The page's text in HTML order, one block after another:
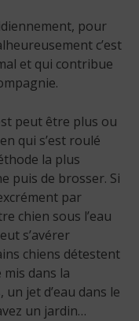
pour
c’est
et qui contribue
peut être plus ou
qui s’est roulé
la plus
puis de brosser. Si
par
chien sous l’eau
s’avérer
chiens détestent
dans la
jet d’eau dans le
un jardin…